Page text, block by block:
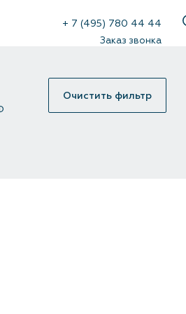
+ 7 (495) 780 44 44
Заказ звонка
Очистить фильтр